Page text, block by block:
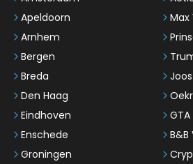
Apeldoorn
Arnhem
Bergen
Breda
Den Haag
Eindhoven
Enschede
Groningen
Max
GTA
B&B